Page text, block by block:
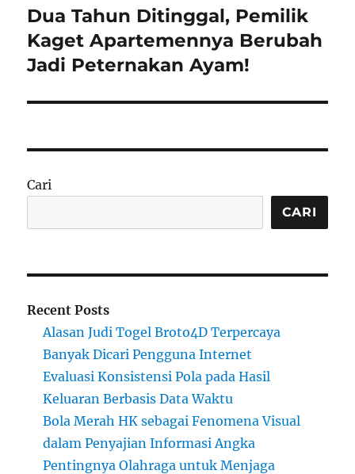
Next
post:
Dua Tahun Ditinggal, Pemilik
Kaget Apartemennya Berubah
Jadi Peternakan Ayam!
Cari
CARI
Recent Posts
Alasan Judi Togel Broto4D Terpercaya
Banyak Dicari Pengguna Internet
Evaluasi Konsistensi Pola pada Hasil
Keluaran Berbasis Data Waktu
Bola Merah HK sebagai Fenomena Visual
dalam Penyajian Informasi Angka
Pentingnya Olahraga untuk Menjaga